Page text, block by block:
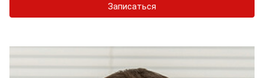
Записаться